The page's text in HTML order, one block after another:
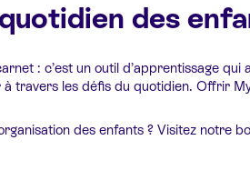
des
: c’est un outil d’apprentissage
travers les défis du quotidien. Offrir
des enfants ? Visitez notre